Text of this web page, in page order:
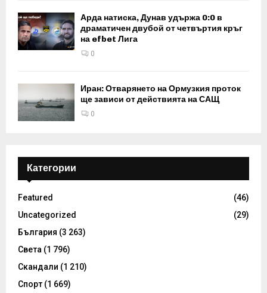
Арда натиска, Дунав удържа 0:0 в
драматичен двубой от четвъртия кръг
на efbet Лига
0
Иран: Отварянето на Ормузкия проток
ще зависи от действията на САЩ
0
Категории
Featured
(46)
Uncategorized
(29)
България (3 263)
Света (1 796)
Скандали (1 210)
Спорт (1 669)